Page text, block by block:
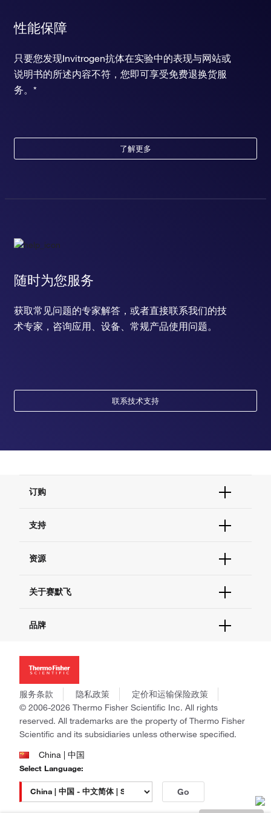
性能保障
只要您发现Invitrogen抗体在实验中的表现与网站或
说明书的所述内容不符，您即可享受免费退换货服
务。*
了解更多
随时为您服务
获取常见问题的专家解答，或者直接联系我们的技
术专家，咨询应用、设备、常规产品使用问题。
联系技术支持
订购
订单支持
现货供应中心
支持
联系我们 - 400 820 8982
查找文件&证书
资源
促销
社交媒体
关于赛默飞
招聘
新闻
社会责任
商标
政策和通知
品牌
Applied Biosystems
Invitrogen
Gibco
Ion Torrent
Unity Lab Services
Patheon
PPD
服务条款 隐私政策
定价和运输保险政策
© 2006-2026 Thermo Fisher Scientific Inc. All rights
reserved. All trademarks are the property of Thermo Fisher
Scientific and its subsidiaries unless otherwise specified.
China | 中国
Select Language:
Go